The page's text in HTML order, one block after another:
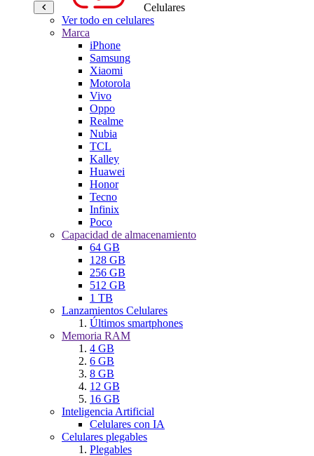
Celulares
Ver todo en celulares
Marca
iPhone
Samsung
Xiaomi
Motorola
Vivo
Oppo
Realme
Nubia
TCL
Kalley
Huawei
Honor
Tecno
Infinix
Poco
Capacidad de almacenamiento
64 GB
128 GB
256 GB
512 GB
1 TB
Lanzamientos Celulares
Últimos smartphones
Memoria RAM
4 GB
6 GB
8 GB
12 GB
16 GB
Inteligencia Artificial
Celulares con IA
Celulares plegables
Plegables